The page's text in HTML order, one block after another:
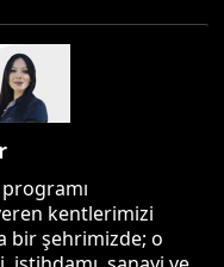
kentlerimizi
bir şehrimizde; o